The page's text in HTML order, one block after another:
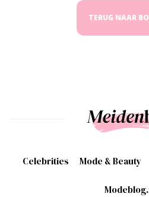
TERUG NAAR
Celebrities Mode & Beauty